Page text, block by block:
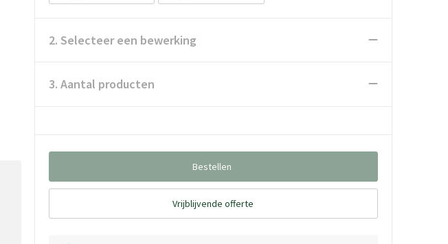
2. Selecteer een bewerking
3. Aantal producten
Bestellen
Vrijblijvende offerte